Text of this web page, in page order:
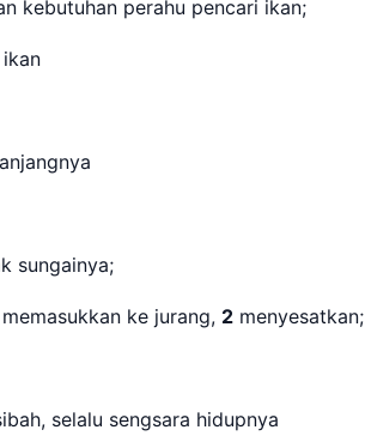
kebutuhan perahu pencari ikan;
sungainya;
ke jurang, 2 menyesatkan;
selalu sengsara hidupnya